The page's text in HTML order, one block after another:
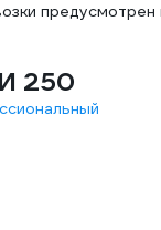
предусмотрен
250